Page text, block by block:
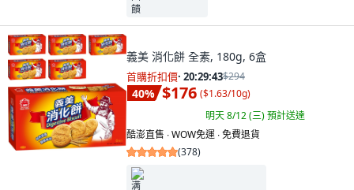
義美 消化餅 全素, 180g, 6盒
首購折扣價· 20:29:41$294
40% $176 ($1.63/10g)
明天 8/12 (三)預計送達
酷澎直售 ∙ WOW免運 ∙ 免費退貨
(378)